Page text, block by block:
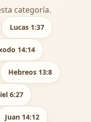
categoría.
Lucas 1:37
14:14
Hebreos 13:8
6:27
Juan 14:12